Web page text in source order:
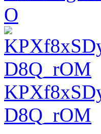
O
D8Q_rOM